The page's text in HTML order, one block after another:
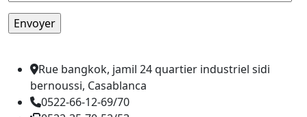
Rue bangkok, jamil 24 quartier industriel sidi
bernoussi, Casablanca
0522-66-12-69/70